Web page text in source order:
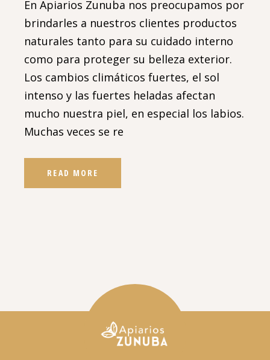
En Apiarios Zunuba nos preocupamos por
brindarles a nuestros clientes productos
naturales tanto para su cuidado interno
como para proteger su belleza exterior.
Los cambios climáticos fuertes, el sol
intenso y las fuertes heladas afectan
mucho nuestra piel, en especial los labios.
Muchas veces se re
READ MORE